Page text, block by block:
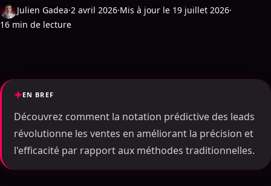
Julien Gadea·2 avril 2026·Mis à jour le 19 juillet 2026·
16 min de lecture
EN BREF
Découvrez comment la notation prédictive des leads
révolutionne les ventes en améliorant la précision et
l'efficacité par rapport aux méthodes traditionnelles.